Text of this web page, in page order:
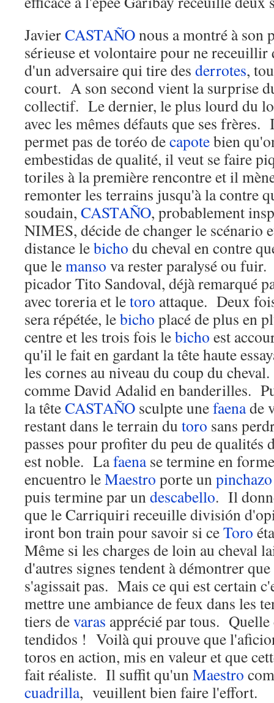
JavierCASTAÑOnous a montré à son
sérieuse et volontaire pour ne
d'un adversaire qui tire des derrotes,
court. A son second vient la surprise
collectif. Le dernier, le plus lourd du
avec les mêmes défauts que ses
permet pas de toréo decapotebien
embestidas de qualité, il veut se faire
toriles à la première rencontre et il
remonter les terrains jusqu'à la contre
soudain, CASTAÑO, probablement
NIMES, décide de changer le scénario
distance lebicho du cheval en contre
que lemanso va rester paralysé ou
picador Tito Sandoval, déjà remarqué
avec toreria et letoro attaque. Deux
sera répétée, lebicho placé de plus en
centre et les trois fois lebicho est
qu'il le fait en gardant la tête haute
les cornes au niveau du coup du
comme David Adalid en banderilles.
la têteCASTAÑO sculpte unefaenade
restant dans le terrain du toro sans
passes pour profiter du peu de qualités
est noble. Lafaenase termine en
encuentro leMaestro porte unpinchazo
puis termine par undescabello. Il
que le Carriquiri receuille división
iront bon train pour savoir si ceToro
Même si les charges de loin au cheval
d'autres signes tendent à démontrer
s'agissait pas. Mais ce qui est certain
mettre une ambiance de feux dans les
tiers devaras apprécié par tous.
tendidos ! Voilà qui prouve que
toros en action, mis en valeur et que
fait réaliste. Il suffit qu'unMaestro
cuadrilla, veuillent bien faire l'effort.